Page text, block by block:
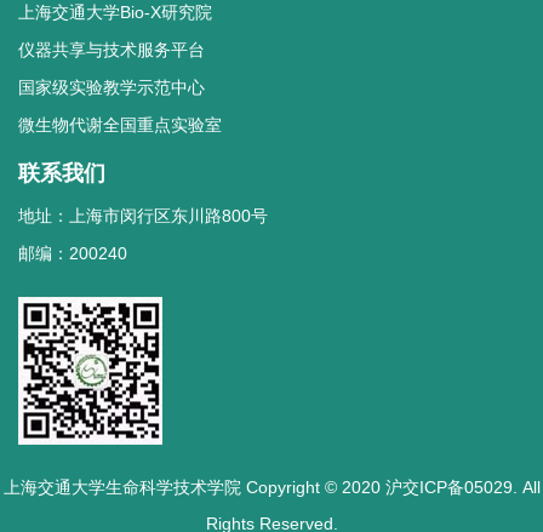
上海交通大学Bio-X研究院
仪器共享与技术服务平台
国家级实验教学示范中心
微生物代谢全国重点实验室
联系我们
地址：上海市闵行区东川路800号
邮编：200240
上海交通大学生命科学技术学院 Copyright © 2020 沪交ICP备05029. All
Rights Reserved.